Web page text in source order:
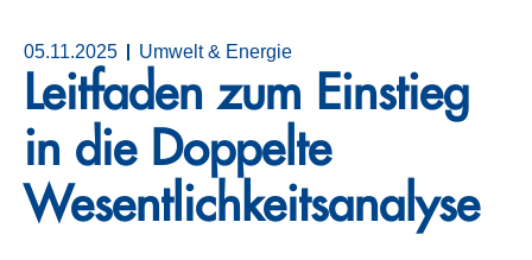
05.11.2025 Umwelt & Energie
Leitfaden zum Einstieg
in die Doppelte
Wesentlichkeits­­­­analyse